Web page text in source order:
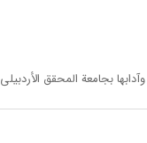
بجامعة المحقق الأردبیلی